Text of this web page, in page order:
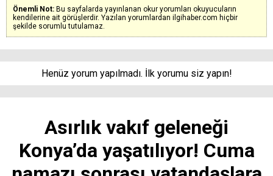
Önemli Not: Bu sayfalarda yayınlanan okur yorumları okuyucuların
kendilerine ait görüşlerdir. Yazılan yorumlardan ilgihaber.com hiçbir
şekilde sorumlu tutulamaz.
Henüz yorum yapılmadı. İlk yorumu siz yapın!
Asırlık vakıf geleneği
Konya’da yaşatılıyor! Cuma